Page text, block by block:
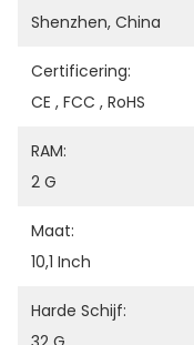
Shenzhen, China
Certificering:
CE , FCC , RoHS
RAM:
2 G
Maat:
10,1 Inch
Harde Schijf: